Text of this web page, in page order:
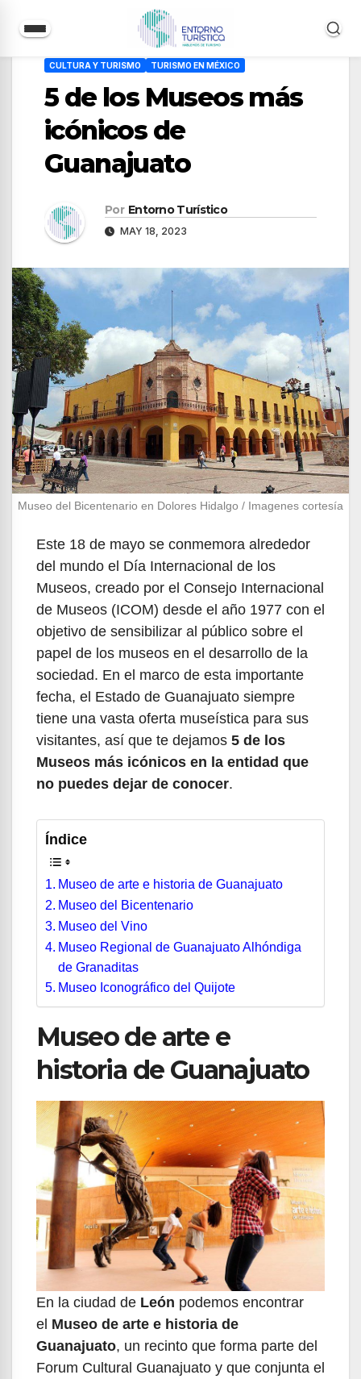
contenido
CULTURA Y TURISMO TURISMO EN MÉXICO
5 de los Museos más
icónicos de
Guanajuato
Por Entorno Turístico
MAY 18, 2023
Museo del Bicentenario en Dolores Hidalgo / Imagenes cortesía
Este 18 de mayo se conmemora alrededor
del mundo el Día Internacional de los
Museos, creado por el Consejo Internacional
de Museos (ICOM) desde el año 1977 con el
objetivo de sensibilizar al público sobre el
papel de los museos en el desarrollo de la
sociedad. En el marco de esta importante
fecha, el Estado de Guanajuato siempre
tiene una vasta oferta museística para sus
visitantes, así que te dejamos 5 de los
Museos más icónicos en la entidad que
no puedes dejar de conocer.
Índice
Museo de arte e historia de Guanajuato
Museo del Bicentenario
Museo del Vino
Museo Regional de Guanajuato Alhóndiga
de Granaditas
Museo Iconográfico del Quijote
Museo de arte e
historia de Guanajuato
En la ciudad de León podemos encontrar
el Museo de arte e historia de
Guanajuato, un recinto que forma parte del
Forum Cultural Guanajuato y que conjunta el